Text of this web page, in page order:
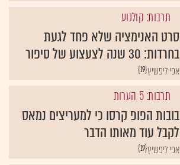
תרבות: קולנוע
סרט האנימציה שלא פחד לגעת
בחרדות: 30 שנה לצעצוע של סיפור
{19}אפי ליפשיץ
תרבות: 5 הערות
בובות הפופ קרסו כי למעריצים נמאס
לקבל עוד מאותו הדבר
{19}אפי ליפשיץ